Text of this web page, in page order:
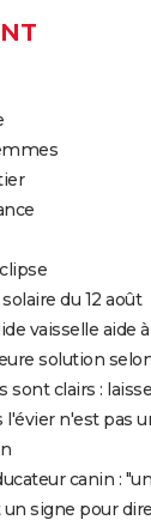
du 12 août
vaisselle aide
solution
sont clairs :
n'est pas
canin :
un signe pour